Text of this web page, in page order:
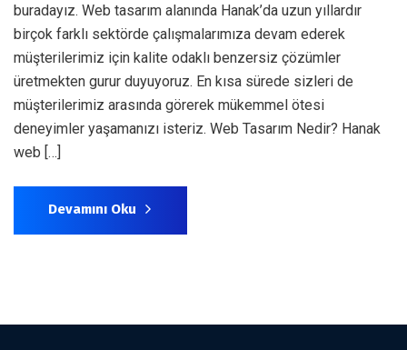
buradayız. Web tasarım alanında Hanak’da uzun yıllardır
birçok farklı sektörde çalışmalarımıza devam ederek
müşterilerimiz için kalite odaklı benzersiz çözümler
üretmekten gurur duyuyoruz. En kısa sürede sizleri de
müşterilerimiz arasında görerek mükemmel ötesi
deneyimler yaşamanızı isteriz. Web Tasarım Nedir? Hanak
web […]
Devamını Oku